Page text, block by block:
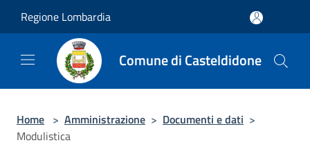
Regione Lombardia
Comune di Casteldidone
Home > Amministrazione > Documenti e dati >
Modulistica